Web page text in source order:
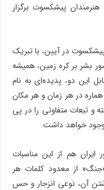
پیشکسوت برگزار
در آیین، با تبریک
بشر بر کره زمین، همیشه
این دو، پدیده‌ای به نام
در هر زمان و هر مکان
و تبعات متفاوتی را در پی
وجود خواهد داشت.
ایران هم از این مناسبات
«جنگ» از معدود کلمات هر
آن، نوعی انزجار و حس